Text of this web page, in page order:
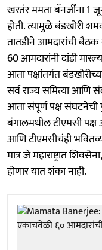
खरतंर ममता बॅनर्जींना 1
होती. त्यामुळे बंडखोरी
तातडीने आमदारांची बैठक
60 आमदारांनी दांडी
आता पक्षांतर्गत
सर्व राज्य समित्या आणि
आता संपूर्ण पक्ष संघटनेची
बंगालमधील टीएमसी पक्ष
आणि टीएमसीचंही
मात्र जे महाराष्ट्रात
होणार यात शंका नाही.